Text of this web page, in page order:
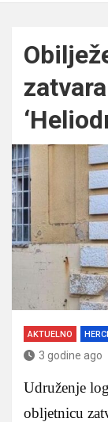
AKTUELNO
3 godine ago
Udruženje
obljetnicu